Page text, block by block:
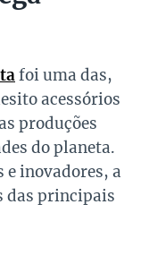
foi uma das,
acessórios
produções
do planeta.
e inovadores, a
das principais